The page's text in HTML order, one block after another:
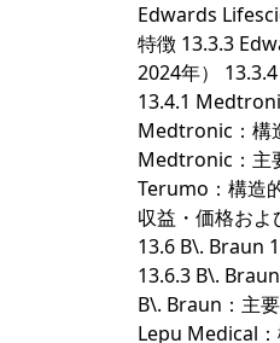
Edwards
特徴 13.3.3
2024年）
13.4.1
Medtronic：構
Medtronic：主
Terumo：構造
収益・価格お
13.6 B\. Braun
13.6.3 B\.
B\. Braun：主
Lepu Medical